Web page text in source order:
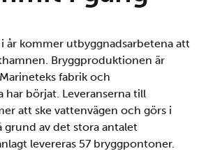
år kommer utbyggnadsarbetena att
Bryggproduktionen är
fabrik och
har börjat. Leveranserna till
att ske vattenvägen och görs i
grund av det stora antalet
levereras 57 bryggpontoner.